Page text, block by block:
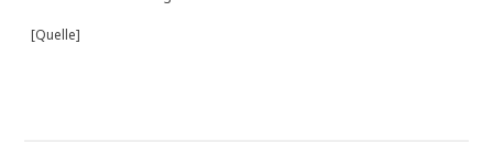
[Quelle]